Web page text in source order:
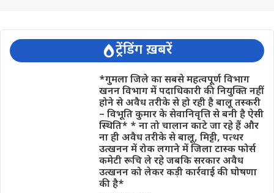
ट्रेंडिंग ख़बरें
*गुमला जिले का सबसे महत्वपूर्ण विभाग
खनन विभाग में पदाधिकारी की नियुक्ति नहीं
होने से अवैध तरीके से हो रही है बालू तस्करी
– विभूति कुमार के सेवानिवृत्ति से बनी है ऐसी
स्थिति* * ना तो चालान काटे जा रहे हैं और
ना ही अवैध तरीके से बालू, मिट्टी, पत्थर
उत्खनन में रोक लगाने में जिला टास्क फोर्स
कमेटी रूचि ले रहे जबकि सरकार अवैध
उत्खनन को लेकर कड़ी कार्रवाई की घोषणा
की है*